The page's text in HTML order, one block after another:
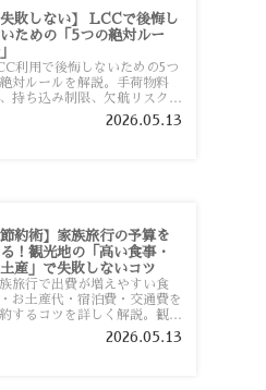
失敗しない】 LCCで後悔し
ための「5つの絶対ルー
利用で後悔しないための5つ
対ルールを解説。手荷物料
持ち込み制限、欠航リスク、
間厳守など、格安航空会社を利
る前に知っておきたい注意点
2026.05.13
節約術】家族旅行の予算を
！観光地の「高い食事・
産」で失敗しないコツ
旅行で出費が増えやすい食
お土産代・宿泊費・交通費を
するコツを詳しく解説。観光
価格を避ける方法や、早割・ス
ー活用術、予算管理のポイン
2026.05.13